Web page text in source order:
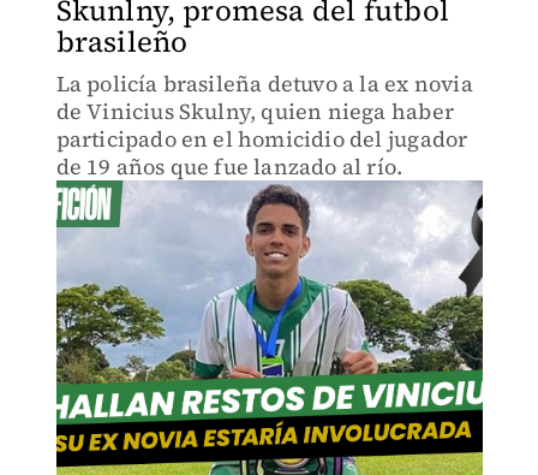
Skunlny, promesa del futbol
brasileño
La policía brasileña detuvo a la ex novia
de Vinicius Skulny, quien niega haber
participado en el homicidio del jugador
de 19 años que fue lanzado al río.